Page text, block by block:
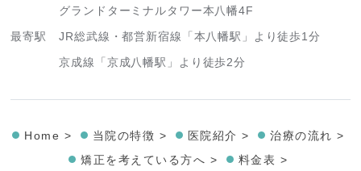
グランドターミナルタワー本八幡4F
最寄駅
JR総武線・都営新宿線「本八幡駅」より徒歩1分
京成線「京成八幡駅」より徒歩2分
Home > 当院の特徴 > 医院紹介 >
治療の流れ >
矯正を考えている方へ >
料金表 >